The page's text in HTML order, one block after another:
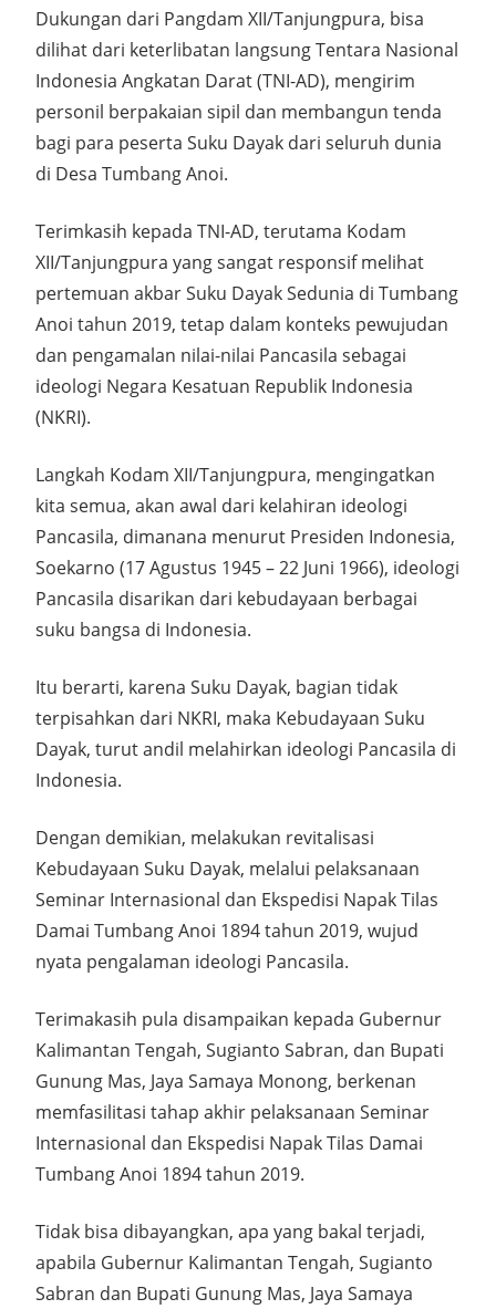
Dukungan dari Pangdam XII/Tanjungpura, bisa
dilihat dari keterlibatan langsung Tentara Nasional
Indonesia Angkatan Darat (TNI-AD), mengirim
personil berpakaian sipil dan membangun tenda
bagi para peserta Suku Dayak dari seluruh dunia
di Desa Tumbang Anoi.
Terimkasih kepada TNI-AD, terutama Kodam
XII/Tanjungpura yang sangat responsif melihat
pertemuan akbar Suku Dayak Sedunia di Tumbang
Anoi tahun 2019, tetap dalam konteks pewujudan
dan pengamalan nilai-nilai Pancasila sebagai
ideologi Negara Kesatuan Republik Indonesia
(NKRI).
Langkah Kodam XII/Tanjungpura, mengingatkan
kita semua, akan awal dari kelahiran ideologi
Pancasila, dimanana menurut Presiden Indonesia,
Soekarno (17 Agustus 1945 – 22 Juni 1966), ideologi
Pancasila disarikan dari kebudayaan berbagai
suku bangsa di Indonesia.
Itu berarti, karena Suku Dayak, bagian tidak
terpisahkan dari NKRI, maka Kebudayaan Suku
Dayak, turut andil melahirkan ideologi Pancasila di
Indonesia.
Dengan demikian, melakukan revitalisasi
Kebudayaan Suku Dayak, melalui pelaksanaan
Seminar Internasional dan Ekspedisi Napak Tilas
Damai Tumbang Anoi 1894 tahun 2019, wujud
nyata pengalaman ideologi Pancasila.
Terimakasih pula disampaikan kepada Gubernur
Kalimantan Tengah, Sugianto Sabran, dan Bupati
Gunung Mas, Jaya Samaya Monong, berkenan
memfasilitasi tahap akhir pelaksanaan Seminar
Internasional dan Ekspedisi Napak Tilas Damai
Tumbang Anoi 1894 tahun 2019.
Tidak bisa dibayangkan, apa yang bakal terjadi,
apabila Gubernur Kalimantan Tengah, Sugianto
Sabran dan Bupati Gunung Mas, Jaya Samaya